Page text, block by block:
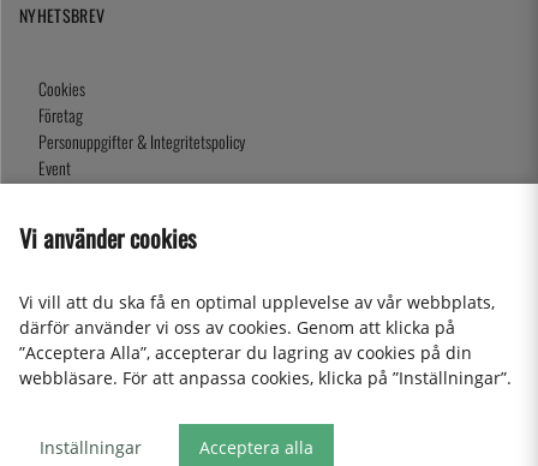
NYHETSBREV
Cookies
Företag
Personuppgifter & Integritetspolicy
Event
Presentkort
2026 KitchenLab AB
Vi använder cookies
Vi vill att du ska få en optimal upplevelse av vår webbplats,
därför använder vi oss av cookies. Genom att klicka på
”Acceptera Alla”, accepterar du lagring av cookies på din
webbläsare. För att anpassa cookies, klicka på ”Inställningar”.
Inställningar Acceptera alla